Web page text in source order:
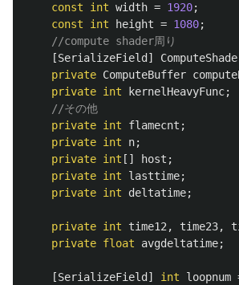
const
int width = 1920;
const
int height = 1080;
//compute shader周り
[SerializeField ]
private ComputeBuffer
private int kernelHeavyFunc;
//その他
private int flamecnt ;
private int n;
private int [] host ;
private int lasttime;
private int deltatime;
private int time12 , time23,
private float avgdeltatime;
[SerializeField ] int loopnum